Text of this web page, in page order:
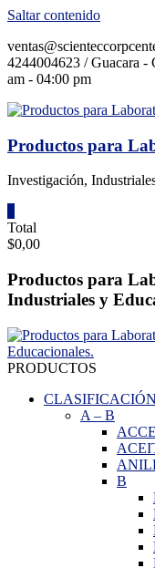
Saltar contenido
4244004623 / Guacara -
am - 04:00 pm
Productos para
Investigación,
Total
$0,00
Productos para
Industriales y
PRODUCTOS
CLASIFICACIÓN
A – B
B